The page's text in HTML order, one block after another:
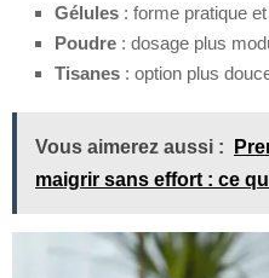
Gélules : forme pratique
Poudre : dosage plus
Tisanes : option plus
Vous aimerez aussi :
maigrir sans effort : ce